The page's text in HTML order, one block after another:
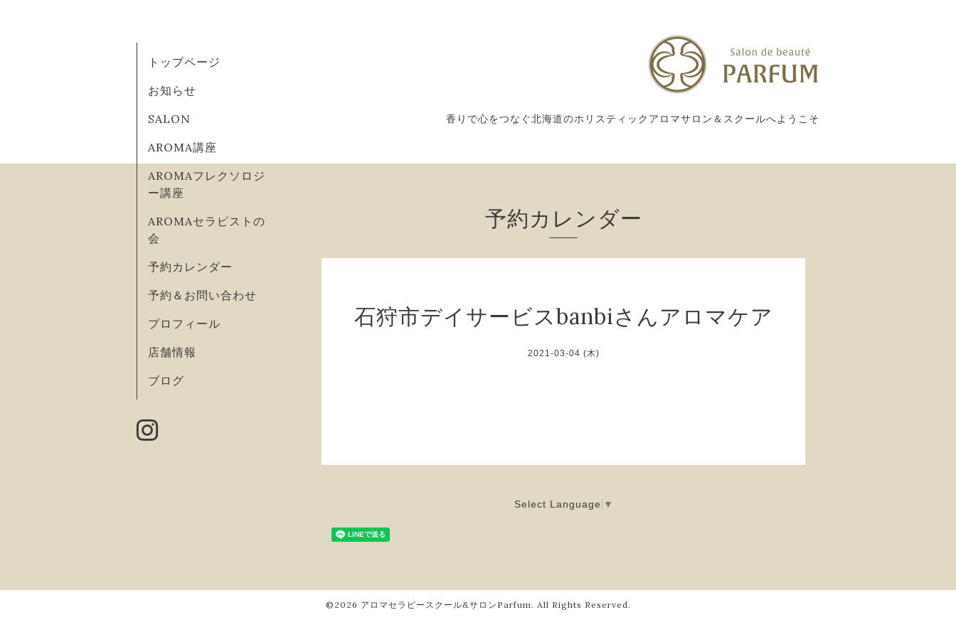
香りで心をつなぐ北海道のホリスティックアロマサロン＆スクールへようこそ
トップページ
お知らせ
SALON
AROMA講座
AROMAフレクソロジ
ー講座
AROMAセラピストの
会
予約カレンダー
予約＆お問い合わせ
プロフィール
店舗情報
ブログ
予約カレンダー
石狩市デイサービスbanbiさんアロマケア
2021-03-04 (木)
Select Language ▼
©2026 アロマセラピースクール&サロンParfum . All Rights Reserved.